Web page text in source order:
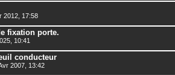
2012, 17:58
fixation porte.
10:41
conducteur
2007, 13:42